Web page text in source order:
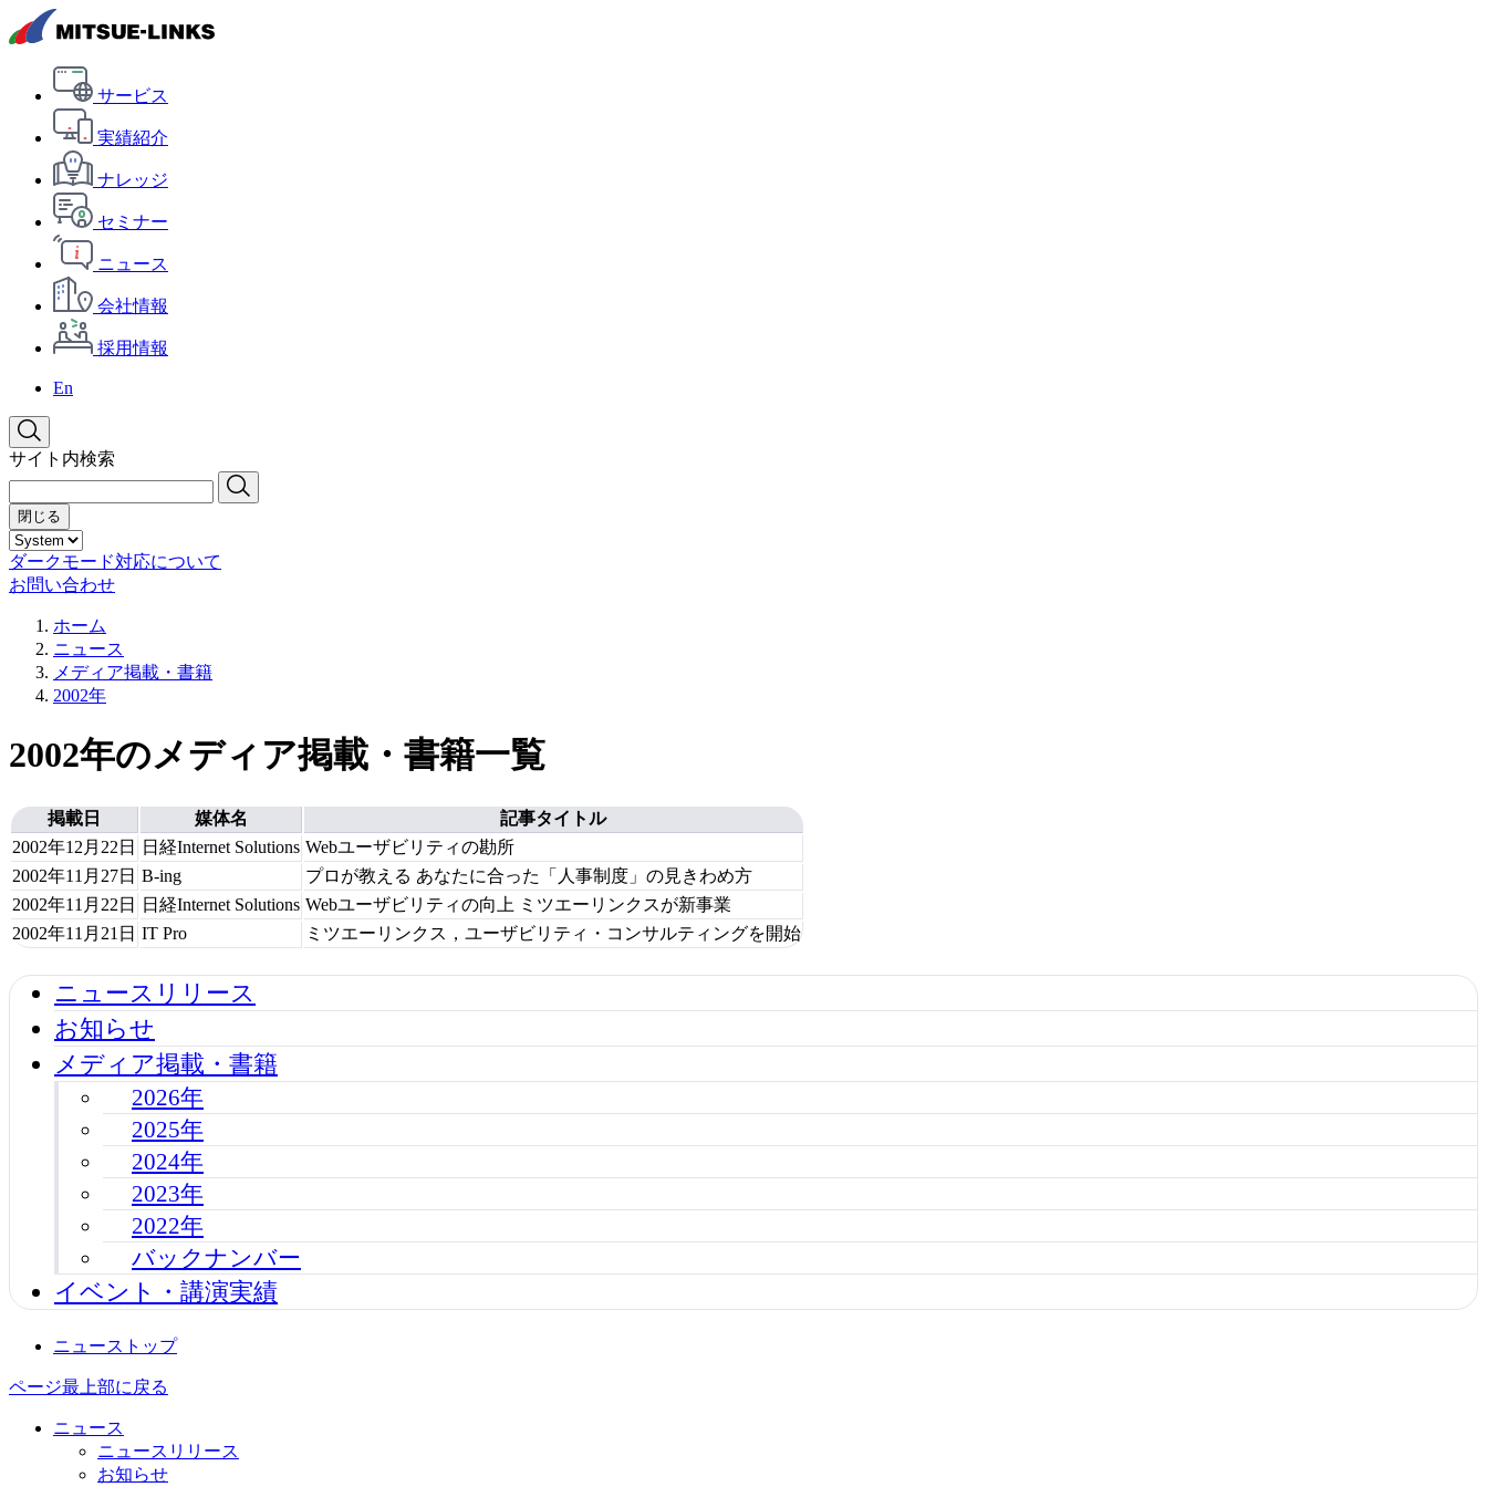
サービス
実績紹介
ナレッジ
セミナー
ニュース
会社情報
採用情報
En
サイト内検索
閉じる
ダークモード対応について
お問い合わせ
ホーム
ニュース
メディア掲載・書籍
2002年
2002年のメディア掲載・書籍一覧
掲載日 媒体名
記事タイトル
2002年12月22日
日経Internet Solutions Webユーザビリティの勘所
2002年11月27日 B-ing
プロが教える あなたに合った「人事制度」の見きわめ方
2002年11月22日
日経Internet Solutions Webユーザビリティの向上 ミツエーリンクスが新事業
2002年11月21日 IT Pro ミツエーリンクス，ユーザビリティ・コンサルティングを開始
ニュースリリース
お知らせ
メディア掲載・書籍
2026年
2025年
2024年
2023年
2022年
バックナンバー
イベント・講演実績
ニューストップ
ページ最上部に戻る
ニュース
ニュースリリース
お知らせ